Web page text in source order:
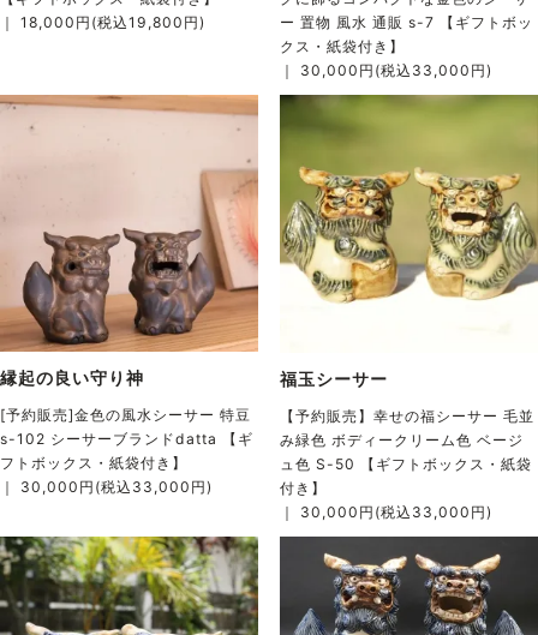
｜ 18,000円(税込19,800円)
ー 置物 風水 通販 s-7 【ギフトボッ
クス・紙袋付き】
｜ 30,000円(税込33,000円)
縁起の良い守り神
[予約販売]金色の風水シーサー 特豆
s-102 シーサーブランドdatta 【ギ
フトボックス・紙袋付き】
｜ 30,000円(税込33,000円)
福玉シーサー
【予約販売】幸せの福シーサー 毛並
み緑色 ボディークリーム色 ベージ
ュ色 S-50 【ギフトボックス・紙袋
付き】
｜ 30,000円(税込33,000円)